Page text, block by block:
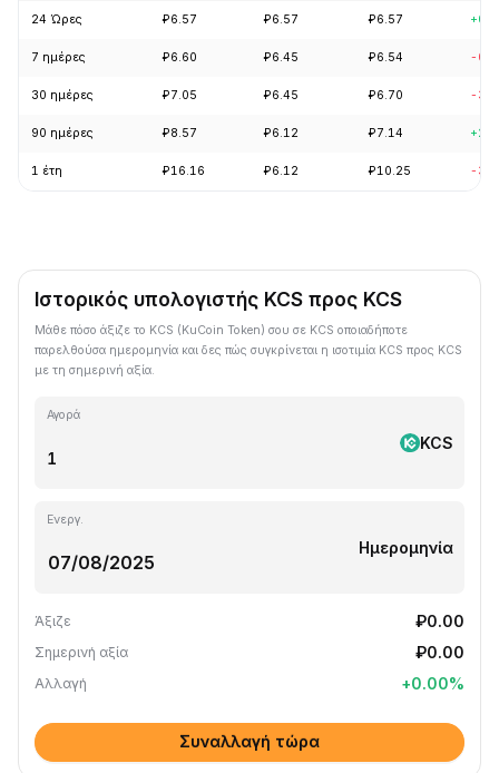
24 Ώρες ₽6.57 ₽6.57 ₽6.57
7 ημέρες ₽6.60 ₽6.45 ₽6.54 -
30 ημέρες ₽7.05 ₽6.45 ₽6.70 -
90 ημέρες ₽8.57 ₽6.12 ₽7.14
1 έτη ₽16.16 ₽6.12 ₽10.25 -
Ιστορικός υπολογιστής KCS προς KCS
Μάθε πόσο άξιζε το KCS (KuCoin Token) σου σε KCS οποιαδήποτε
παρελθούσα ημερομηνία και δες πώς συγκρίνεται η ισοτιμία KCS προς KCS
με τη σημερινή αξία.
Αγορά
KCS
Ενεργ.
Ημερομηνία
Άξιζε ₽0.00
Σημερινή αξία ₽0.00
Αλλαγή +0.00%
Συναλλαγή τώρα